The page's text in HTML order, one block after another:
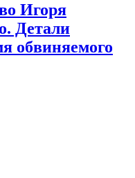
Игоря
Детали
обвиняемого